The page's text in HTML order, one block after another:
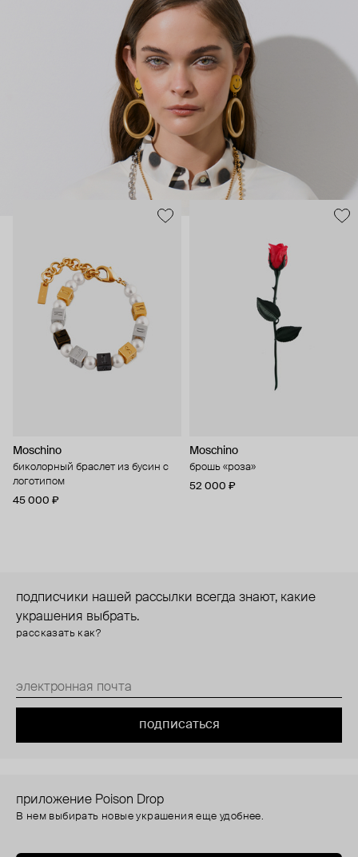
выходы селебрити (помните Кэти Перри в платье-люстре на
бале Института костюма Met Gala в 2019 году?) и
коллаборации с самыми неожиданными кандидатами, от
«Улицы Сезам» до The Sims. Украшения бренда –
гипертрофированно праздничные, практически
нарисованные: с кристаллами размером с ладонь и будто бы
расплавленными сердцами.
Moschino
биколорный браслет из бусин с
логотипом
45 000 ₽
Moschino
брошь «роза»
52 000 ₽
подписчики нашей рассылки всегда знают, какие
украшения выбрать.
рассказать как?
подписаться
приложение Poison Drop
В нем выбирать новые украшения еще удобнее.